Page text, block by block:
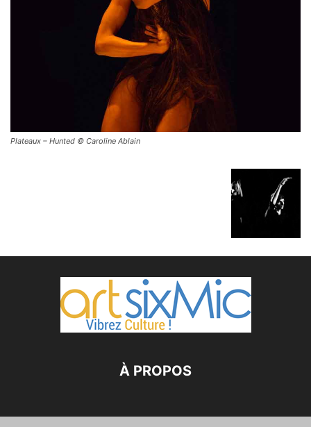
Plateaux – Hunted © Caroline Ablain
À PROPOS